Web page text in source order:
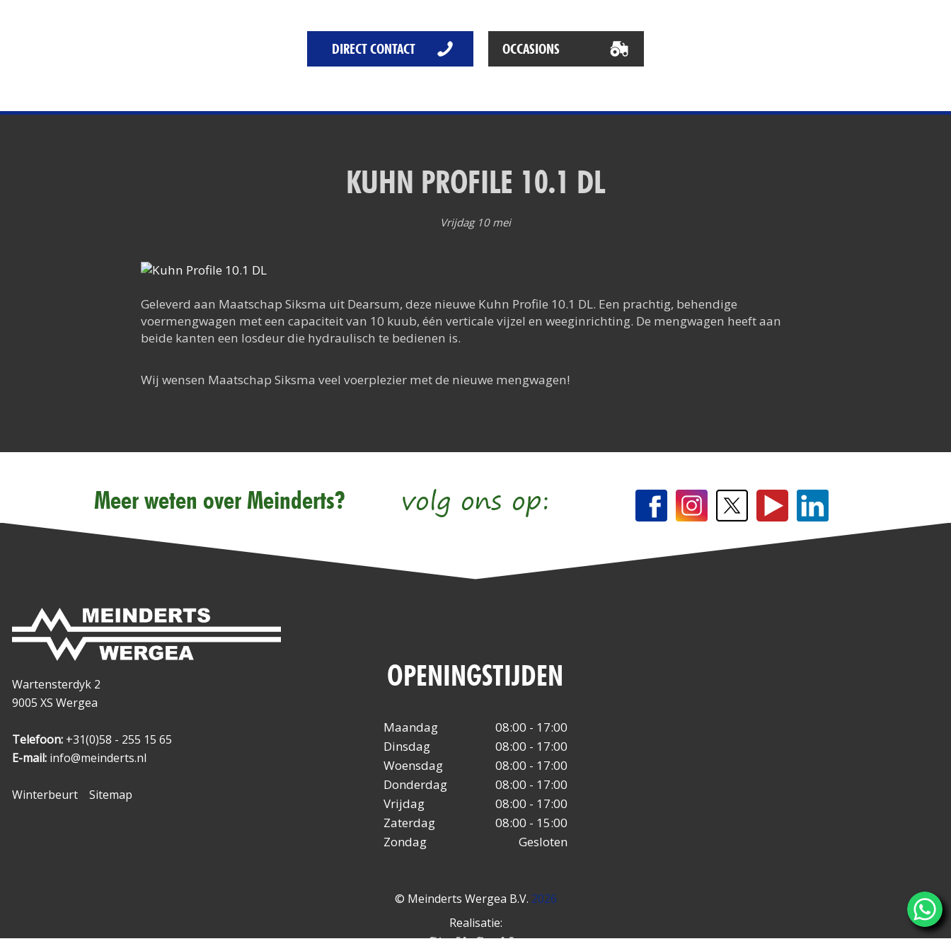
Het digitale tijdperk
De toekomst
DIRECT CONTACT OCCASIONS
KUHN PROFILE 10.1 DL
Vrijdag 10 mei
Geleverd aan Maatschap Siksma uit Dearsum, deze nieuwe Kuhn Profile 10.1 DL. Een prachtig, behendige
voermengwagen met een capaciteit van 10 kuub, één verticale vijzel en weeginrichting. De mengwagen heeft aan
beide kanten een losdeur die hydraulisch te bedienen is.
Wij wensen Maatschap Siksma veel voerplezier met de nieuwe mengwagen!
Meer weten over Meinderts? volg ons op:
Wartensterdyk 2
9005 XS Wergea
Telefoon: +31(0)58 - 255 15 65
E-mail: info@meinderts.nl
Winterbeurt Sitemap
OPENINGSTIJDEN
Maandag
08:00 - 17:00
Dinsdag
08:00 - 17:00
Woensdag
08:00 - 17:00
Donderdag
08:00 - 17:00
Vrijdag
08:00 - 17:00
Zaterdag
08:00 - 15:00
Zondag
Gesloten
© Meinderts Wergea B.V. 2026
Realisatie: